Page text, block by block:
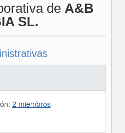
de A&B
SL.
2 miembros